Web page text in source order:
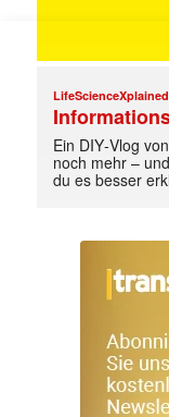
LifeScienceXplained
Ein DIY‑Vlog
noch mehr –
du es besser